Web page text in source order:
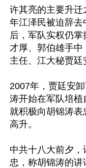
许其亮的主要升
年江泽民被迫辞
后，军队实权仍
才厚、郭伯雄手
主任、江大秘贾廷
2007年，贾廷安
涛开始在军队培
就积极向胡锦涛
高升。
中共十八大前夕
忠，称胡锦涛的讲